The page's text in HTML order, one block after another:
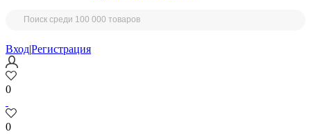
Вход|Регистрация
0
0